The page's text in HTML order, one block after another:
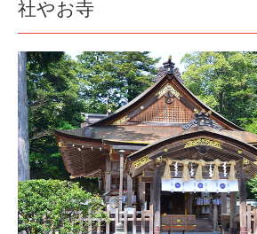
社やお寺